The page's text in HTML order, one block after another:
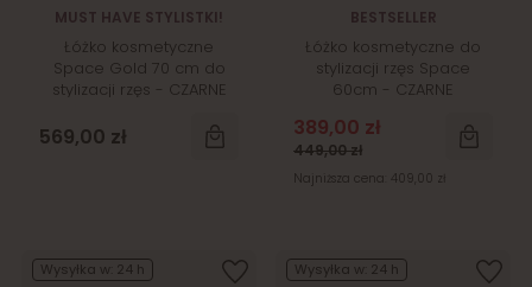
MUST HAVE STYLISTKI!
Łóżko kosmetyczne
Space Gold 70 cm do
stylizacji rzęs - CZARNE
569,00 zł
BESTSELLER
Łóżko kosmetyczne do
stylizacji rzęs Space
60cm - CZARNE
389,00 zł
449,00 zł
Najniższa cena: 409,00 zł
Wysyłka w: 24 h Wysyłka w: 24 h